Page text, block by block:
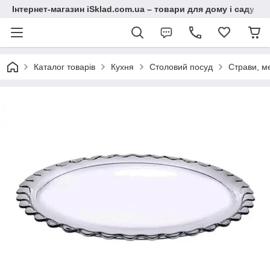
Інтернет-магазин iSklad.com.ua – товари для дому і саду
Каталог товарів Кухня Столовий посуд Страви,